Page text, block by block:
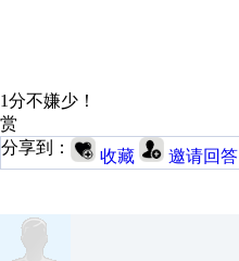
1分不嫌少！
赏
分享到：
收藏 邀请回答